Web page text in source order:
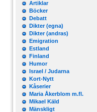
Artiklar
Böcker
Debatt
Dikter (egna)
Dikter (andras)
Emigration
Estland
Finland
Humor
Israel / Judarna
Kort-Nytt
Kåserier
Maria Åkerblom m.fl.
Mikael Käld
Mänskligt